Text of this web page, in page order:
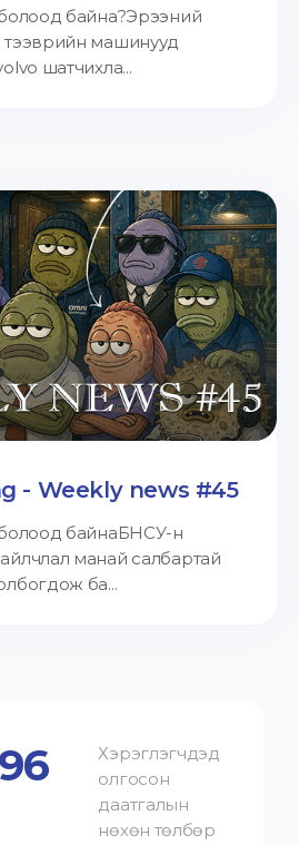
байна?Эрээний
тээврийн машинууд
шатчихла...
- Weekly news #45
байнаБНСУ-н
манай салбартай
ба...
Хэрэглэгчдэд
олгосон
даатгалын
нөхөн төлбөр